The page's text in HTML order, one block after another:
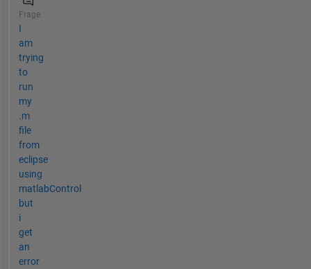
Frage
I
am
trying
to
run
my
.m
file
from
eclipse
using
matlabControl
but
i
get
an
error